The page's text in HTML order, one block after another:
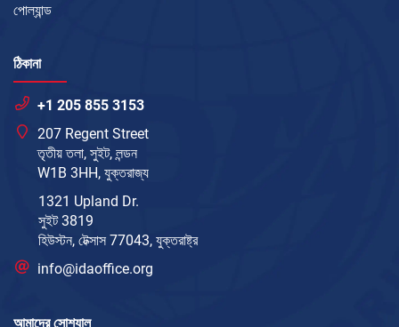
পোল্যান্ড
ঠিকানা
+1 205 855 3153
207 Regent Street
তৃতীয় তলা, সুইট, লন্ডন
W1B 3HH, যুক্তরাজ্য
1321 Upland Dr.
সুইট 3819
হিউস্টন, টেক্সাস 77043, যুক্তরাষ্ট্র
info@idaoffice.org
আমাদের সোশ্যাল